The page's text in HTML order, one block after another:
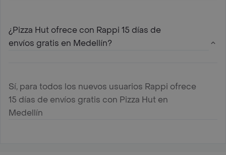
¿Pizza Hut ofrece con Rappi 15 días de
envíos gratis en Medellín?
Sí, para todos los nuevos usuarios Rappi ofrece
15 días de envíos gratis con Pizza Hut en
Medellín